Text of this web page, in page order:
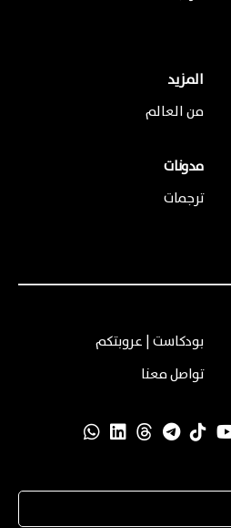
المزيد
من العالم
مدونات
ترجمات
بودكاست | عروبتكم
تواصل معنا